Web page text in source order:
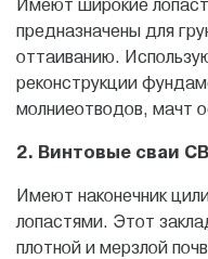
Имеют широкие
предназначены для
оттаиванию.
реконструкции
молниеотводов, мачт
2. Винтовые сваи
Имеют наконечник
лопастями. Этот
плотной и мерзлой